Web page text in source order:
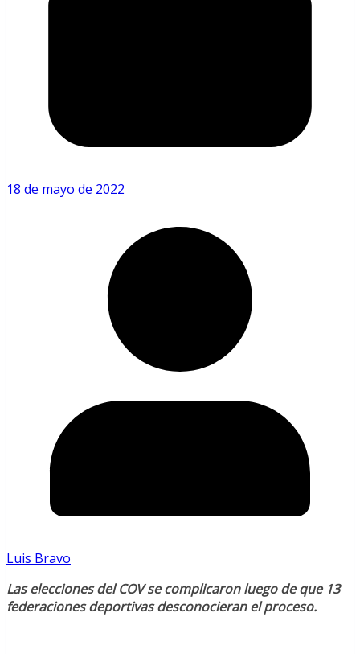
18 de mayo de 2022
Luis Bravo
Las elecciones del COV se complicaron luego de que 13
federaciones deportivas desconocieran el proceso.